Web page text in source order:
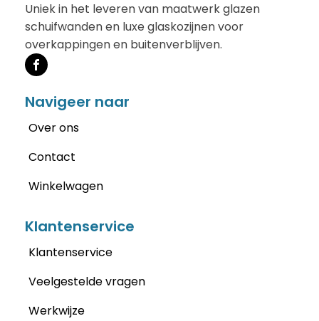
Uniek in het leveren van maatwerk glazen
schuifwanden en luxe glaskozijnen voor
overkappingen en buitenverblijven.
Navigeer naar
Over ons
Contact
Winkelwagen
Klantenservice
Klantenservice
Veelgestelde vragen
Werkwijze